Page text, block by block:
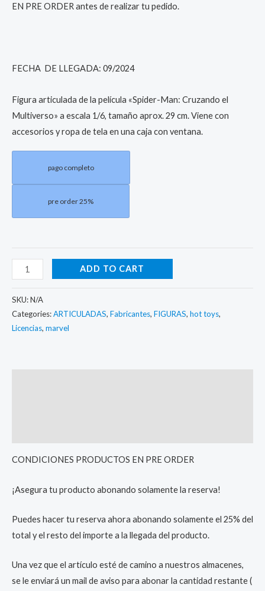
EN PRE ORDER antes de realizar tu pedido.
FECHA DE LLEGADA: 09/2024
Figura articulada de la película «Spider-Man: Cruzando el
Multiverso» a escala 1/6, tamaño aprox. 29 cm. Viene con
accesorios y ropa de tela en una caja con ventana.
pago completo
pre order 25%
ADD TO CART
SKU:N/A
Categories:ARTICULADAS, Fabricantes, FIGURAS, hot toys,
Licencias, marvel
CONDICIONES PRODUCTOS EN PRE ORDER
¡Asegura tu producto abonando solamente la reserva!
Puedes hacer tu reserva ahora abonando solamente el 25% del
total y el resto del importe a la llegada del producto.
Una vez que el artículo esté de camino a nuestros almacenes,
se le enviará un mail de aviso para abonar la cantidad restante (